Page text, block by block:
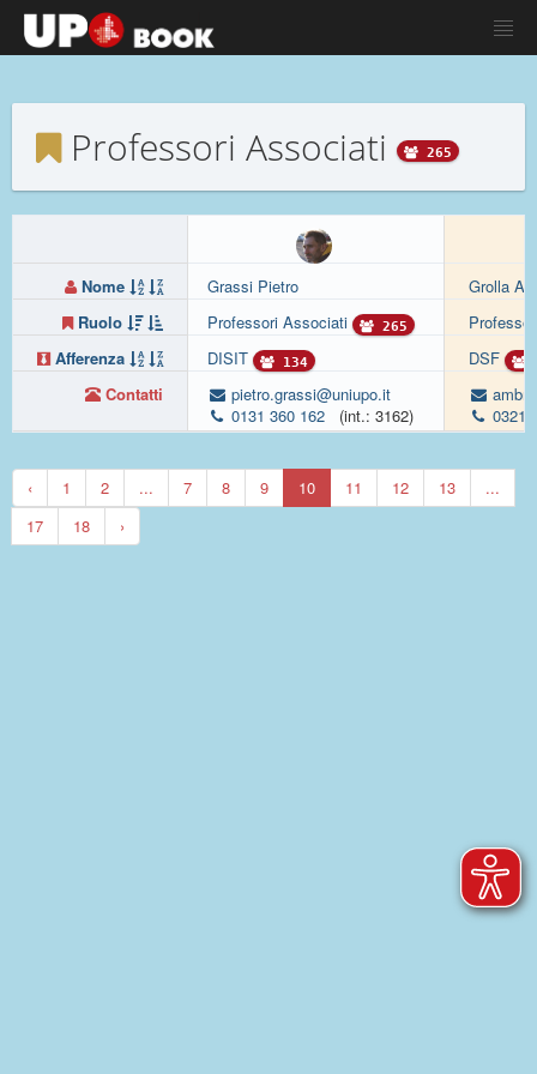
Professori Associati 265
Nome
Ruolo
Afferenza
Contatti
Grassi Pietro
Professori Associati
265
DISIT 134
pietro.grassi@uniupo.it
0131 360 162
(int.: 3162)
Grolla
DSF
0321
‹ 1 2 ... 7 8 9 10 11 12 13
...
17
18 ›